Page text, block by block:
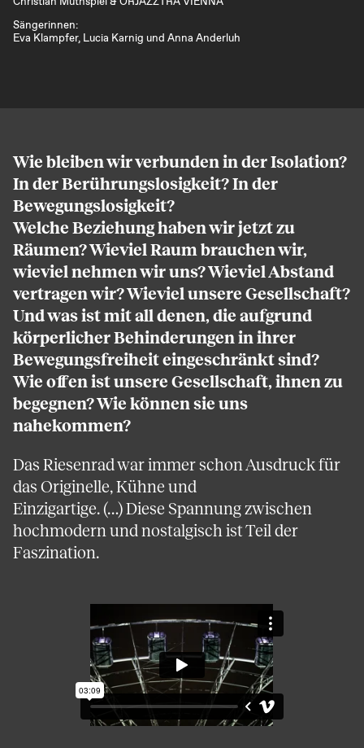
Sängerinnen:
Eva Klampfer, Lucia Karnig und Anna Anderluh
Wie bleiben wir verbunden in der Isolation?
In der Berührungslosigkeit? In der
Bewegungslosigkeit?
Welche Beziehung haben wir jetzt zu
Räumen? Wieviel Raum brauchen wir,
wieviel nehmen wir uns? Wieviel Abstand
vertragen wir? Wieviel unsere Gesellschaft?
Und was ist mit all denen, die aufgrund
körperlicher Behinderungen in ihrer
Bewegungsfreiheit eingeschränkt sind?
Wie offen ist unsere Gesellschaft, ihnen zu
begegnen? Wie können sie uns
nahekommen?
Das Riesenrad war immer schon Ausdruck für
das Originelle, Kühne und
Einzigartige. (…) Diese Spannung zwischen
hochmodern und nostalgisch ist Teil der
Faszination.